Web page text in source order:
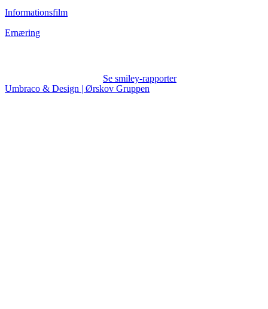
Informationsfilm
Ernæring
Se smiley-rapporter
Umbraco & Design | Ørskov Gruppen